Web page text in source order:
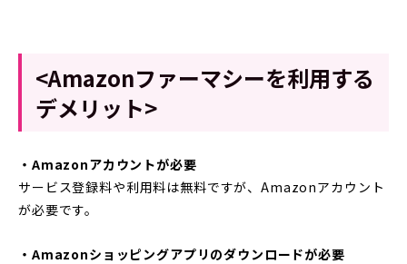
<Amazonファーマシーを利用する
デメリット>
・Amazonアカウントが必要
サービス登録料や利用料は無料ですが、Amazonアカウント
が必要です。
・Amazonショッピングアプリのダウンロードが必要